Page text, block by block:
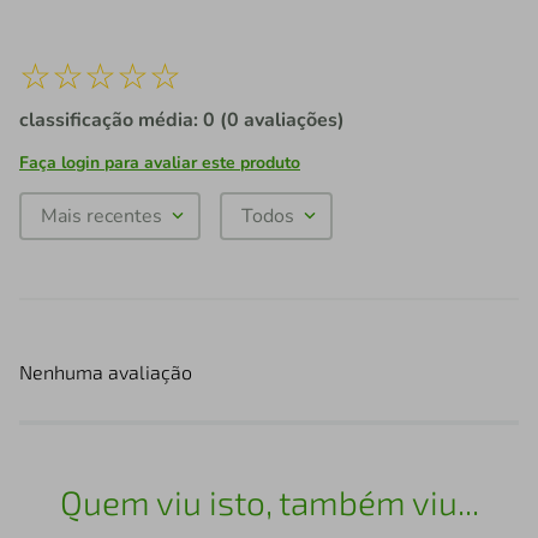
☆☆☆☆☆
classificação média: 0 (0 avaliações)
Faça login para avaliar este produto
Mais recentes Todos
Nenhuma avaliação
Quem viu isto, também viu...